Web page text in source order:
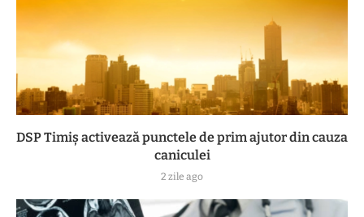
DSP Timiș activează punctele de prim ajutor din cauza
caniculei
2 zile ago